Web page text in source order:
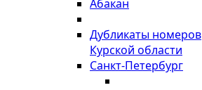
Абакан
Дубликаты номеров
Курской области
Санкт-Петербург